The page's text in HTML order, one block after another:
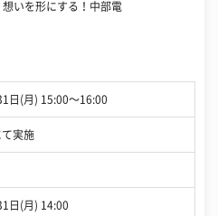
想いを形にする！中部電
日(月) 15:00〜16:00
て実施
日(月) 14:00